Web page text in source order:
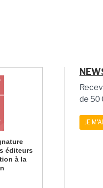
éditeurs
à la
de 50
JE